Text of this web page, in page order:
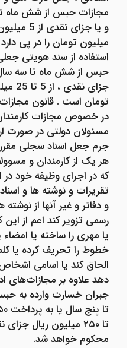
مجازات حبس از شش ماه
میلیون تومان را در پی
استفاده از سند هویتی
حبس از شش ماه تا سه
جزای نقدی
تومان است . قانون
در خصوص مجازات
مسئولان دولتی در صورت
جرم جعل اسناد سجلی
هر یک از کارمندان و
که در اجرای وظیفه خود در
تقریرات و نوشته ‌ها و
و دفاتر و غیر آنها از ‌نوشته
رسمی تزویر کند اعم از این
یا مهری را ساخته یا امضاء
خطوط را تحریف کرده یا
الحاق کند یا اسامی اشخاص
دهد علاوه بر مجازات‌های
جبران خسارت وارده به
تا ۲۵۰ میلیون ریال
محکوم خواهد شد.